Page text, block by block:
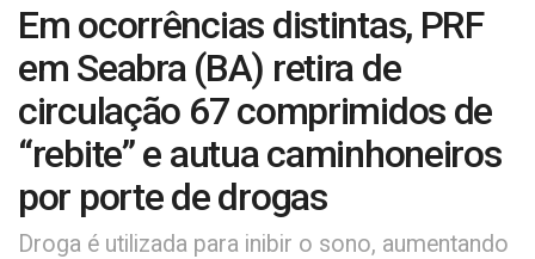
Em ocorrências distintas, PRF
em Seabra (BA) retira de
circulação 67 comprimidos de
“rebite” e autua caminhoneiros
por porte de drogas
Droga é utilizada para inibir o sono, aumentando